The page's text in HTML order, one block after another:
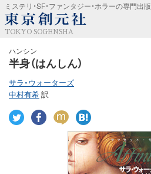
ミステリ・SF・ファンタジー・ホラーの専門出版
TOKYO SOGENSHA
ハンシン
半身（はんしん）
サラ・ウォーターズ
中村有希訳